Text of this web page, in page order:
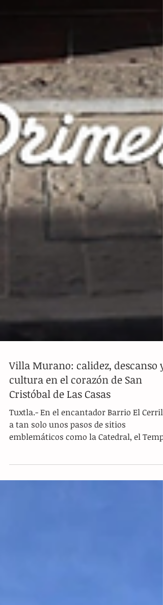
Villa Murano: calidez, descanso y
cultura en el corazón de San
Cristóbal de Las Casas
a tan solo unos pasos de sitios
emblemáticos como la Catedral, el